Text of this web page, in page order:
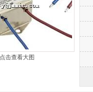
点击查看大图